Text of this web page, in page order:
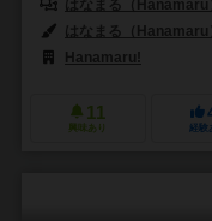
はなまる（Hanamaru
はなまる（Hanamaru
Hanamaru!
11
興味あり 経験